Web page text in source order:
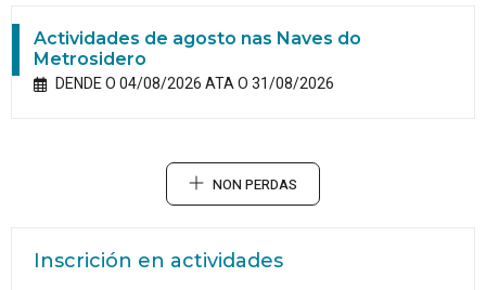
Actividades de agosto nas Naves do
Metrosidero
DENDE O 04/08/2026 ATA O 31/08/2026
NON PERDAS
Inscrición en actividades